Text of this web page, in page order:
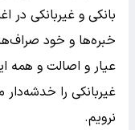
بانکی و غیربانکی
خبره‌ها و خود
عیار و اصالت و همه
غیربانکی را
نرویم.